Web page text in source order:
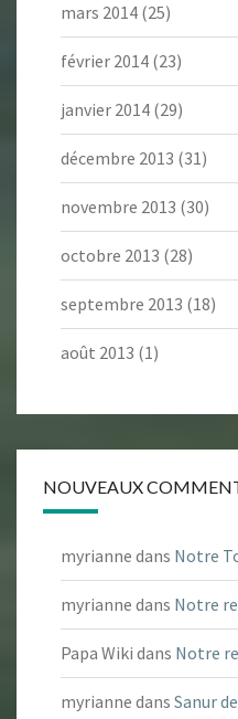
mars 2014 (25)
février 2014 (23)
janvier 2014 (29)
décembre 2013 (31)
novembre 2013 (30)
octobre 2013 (28)
septembre 2013 (18)
août 2013 (1)
NOUVEAUX
myrianne dans Notre
myrianne dans Notre
Papa Wiki dans Notre
myrianne dans Sanur